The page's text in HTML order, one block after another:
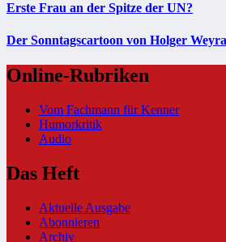
Erste Frau an der Spitze der UN?
Der Sonntagscartoon von Holger
Online-Rubriken
Vom Fachmann für Kenner
Humorkritik
Audio
Das Heft
Aktuelle Ausgabe
Abonnieren
Archiv